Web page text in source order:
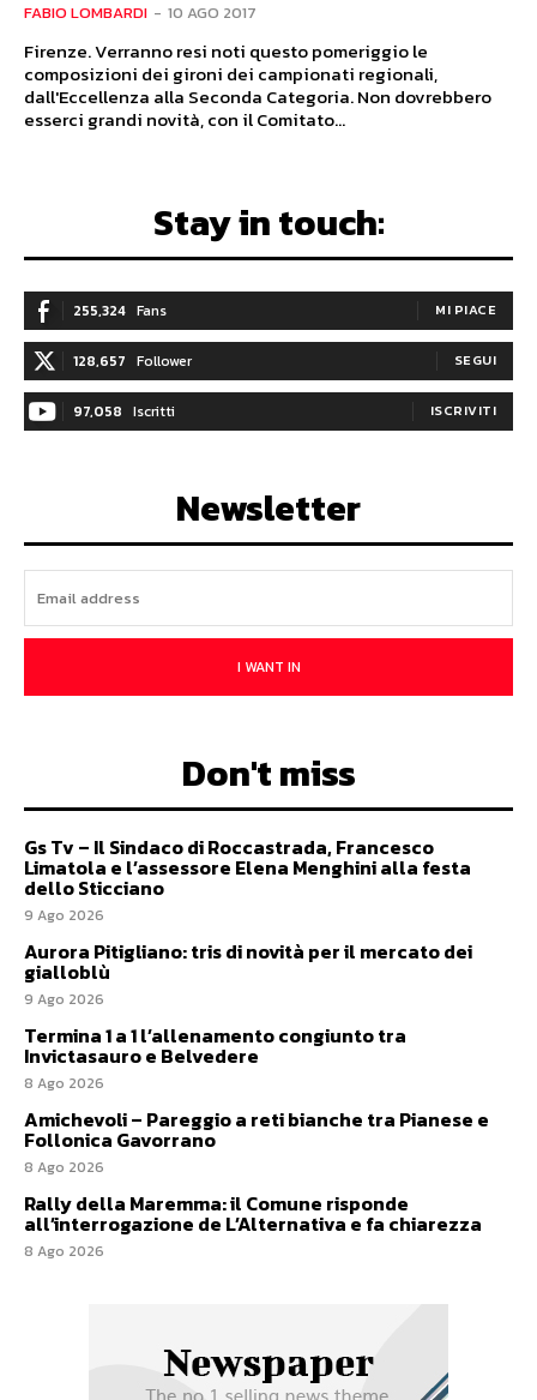
FABIO LOMBARDI - 10 AGO 2017
Firenze. Verranno resi noti questo pomeriggio le
composizioni dei gironi dei campionati regionali,
dall'Eccellenza alla Seconda Categoria. Non dovrebbero
esserci grandi novità, con il Comitato...
Stay in touch:
255,324 Fans MI PIACE
128,657 Follower SEGUI
97,058 Iscritti ISCRIVITI
Newsletter
I WANT IN
Don't miss
Gs Tv – Il Sindaco di Roccastrada, Francesco
Limatola e l’assessore Elena Menghini alla festa
dello Sticciano
9 Ago 2026
Aurora Pitigliano: tris di novità per il mercato dei
gialloblù
9 Ago 2026
Termina 1 a 1 l’allenamento congiunto tra
Invictasauro e Belvedere
8 Ago 2026
Amichevoli – Pareggio a reti bianche tra Pianese e
Follonica Gavorrano
8 Ago 2026
Rally della Maremma: il Comune risponde
all’interrogazione de L’Alternativa e fa chiarezza
8 Ago 2026